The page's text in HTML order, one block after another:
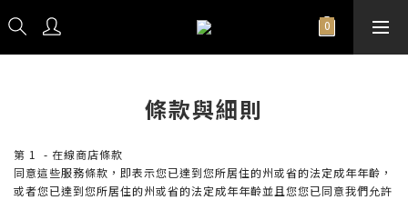
條款與細則
第 1 - 在線商店條款
同意這些服務條款，即表示您已達到您所居住的州或省的法定成年年齡，
或者您已達到您所居住的州或省的法定成年年齡並且您您已同意我們允許